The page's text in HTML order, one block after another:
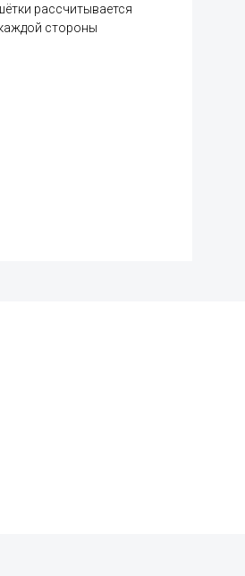
рассчитывается
стороны